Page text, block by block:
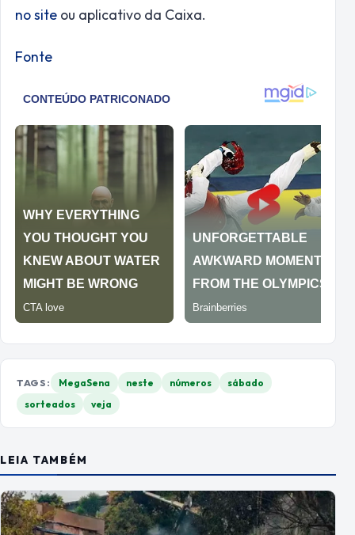
no site ou aplicativo da Caixa.
Fonte
TAGS: MegaSena neste números
sábado
sorteados
veja
LEIA TAMBÉM